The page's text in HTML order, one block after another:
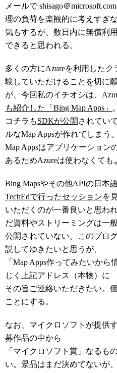
メールで shisago＠
理の負荷を楽観的に考えすぎな
気もするが、数日内に無償利
できると思われる。
多くの方にAzureを利用した
験していただけることを切に願
が、今回私のイチオシは、
も紹介した「Bing Map Apps」
。
コチラもSDKが公開 されてい
ルなMap Appsが作れてしまう。
Map Appsはアプリケーション
あるためAzureは使わなくても
Bing Mapsやその他APIの日本
TechEdで行ったセッションを
いただくのが一番良いと思わ
だ資料やストリーミングは一
公開されていない。このブロ
説してゆきたいと思うが、
「Map Apps作ってみたいか
じく上記アドレス（本物）に
その旨ご連絡いただきたい。
ことにする。
なお、マイクロソフトが提供
募作品の中から
「マイクロソフト賞」なるも
い。景品はまだ決めてないが、